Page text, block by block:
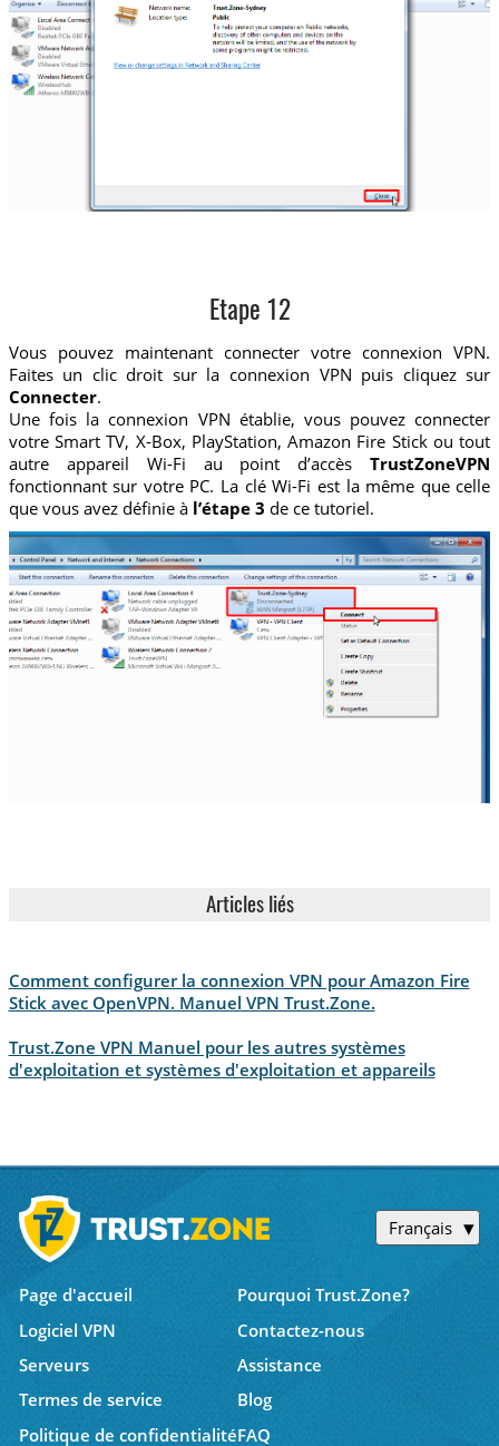
Etape 12
Vous pouvez maintenant connecter votre connexion VPN.
Faites un clic droit sur la connexion VPN puis cliquez sur
Connecter.
Une fois la connexion VPN établie, vous pouvez connecter
votre Smart TV, X-Box, PlayStation, Amazon Fire Stick ou tout
autre appareil Wi-Fi au point d’accèsTrustZoneVPN
fonctionnant sur votre PC. La clé Wi-Fi est la même que celle
que vous avez définie à l’étape 3 de ce tutoriel.
Articles liés
Comment configurer la connexion VPN pour Amazon Fire
Stick avec OpenVPN. Manuel VPN Trust.Zone.
Trust.Zone VPN Manuel pour les autres systèmes
d'exploitation et systèmes d'exploitation et appareils
Français
Page d'accueil
Pourquoi Trust.Zone?
Logiciel VPN
Contactez-nous
Serveurs
Assistance
Termes de service
Blog
Politique de confidentialitéFAQ